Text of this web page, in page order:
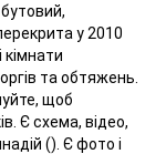
у 2010
кімнати
та обтяжень.
щоб
Є схема, відео,
(). Є фото і